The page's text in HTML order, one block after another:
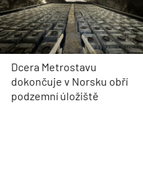
Dcera Metrostavu
dokončuje v Norsku obří
podzemní úložiště